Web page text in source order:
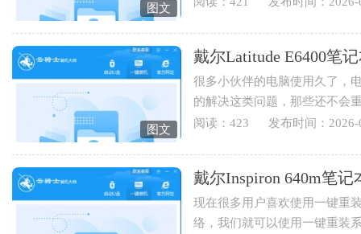
图文
图文
戴尔Latitude E6400笔
很多小伙伴的电脑使用久了，
的解决这类问题，那些还不会
Latitude E6400笔记本用云骑士
阅读：423 发布时间：2026-
戴尔Inspiron 640m笔
现在很多用户喜欢使用一键重
络，我们就可以使用一键重装